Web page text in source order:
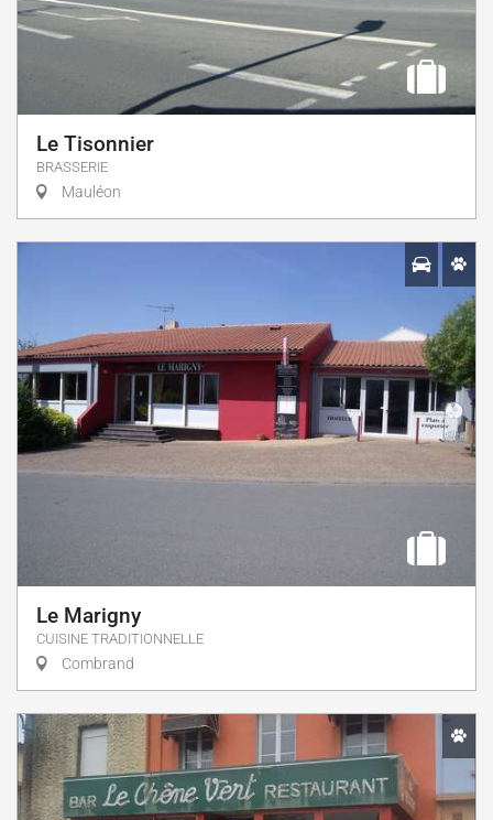
Le Tisonnier
BRASSERIE
Mauléon
Le Marigny
CUISINE TRADITIONNELLE
Combrand